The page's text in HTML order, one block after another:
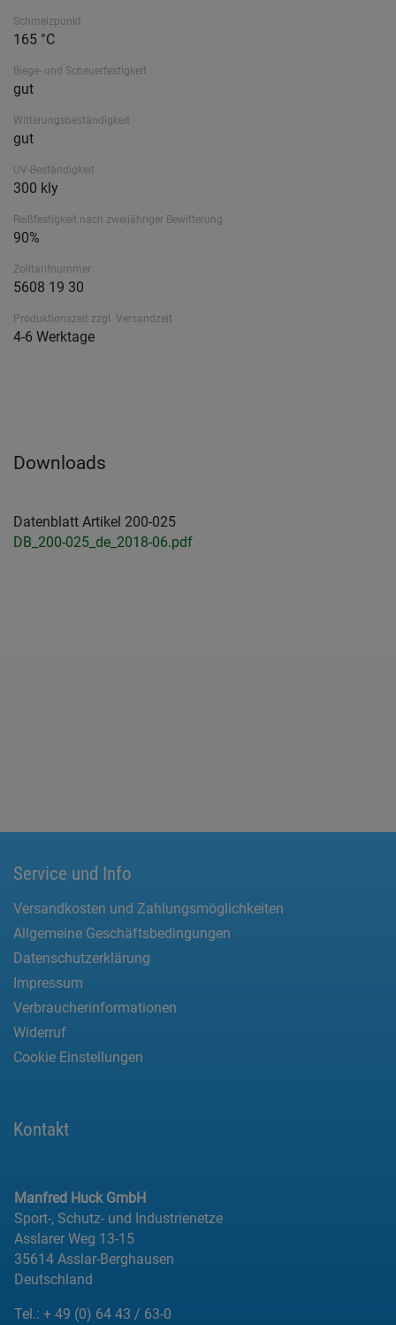
Schmelzpunkt
165 °C
Biege- und Scheuerfestigkeit
gut
Witterungsbeständigkeit
gut
UV-Beständigkeit
300 kly
Reißfestigkeit nach zweijähriger Bewitterung
90%
Zolltarifnummer
5608 19 30
Produktionszeit zzgl. Versandzeit
4-6 Werktage
Downloads
Datenblatt Artikel 200-025
DB_200-025_de_2018-06.pdf
Service und Info
Versandkosten und Zahlungsmöglichkeiten
Allgemeine Geschäftsbedingungen
Datenschutzerklärung
Impressum
Verbraucherinformationen
Widerruf
Cookie Einstellungen
Kontakt
Manfred Huck GmbH
Sport-, Schutz- und Industrienetze
Asslarer Weg 13-15
35614 Asslar-Berghausen
Deutschland
Tel.: + 49 (0) 64 43 / 63-0